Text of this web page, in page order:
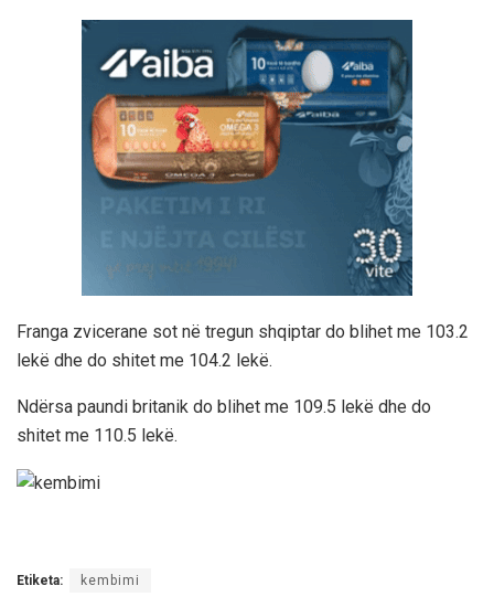
Franga zvicerane sot në tregun shqiptar do blihet me 103.2
lekë dhe do shitet me 104.2 lekë.
Ndërsa paundi britanik do blihet me 109.5 lekë dhe do
shitet me 110.5 lekë.
Etiketa: kembimi